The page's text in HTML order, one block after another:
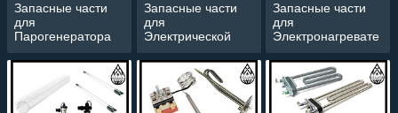
Запасные части
для
Парогенератора
Запасные части
для
Электрической
Запасные части
для
Электронагревате